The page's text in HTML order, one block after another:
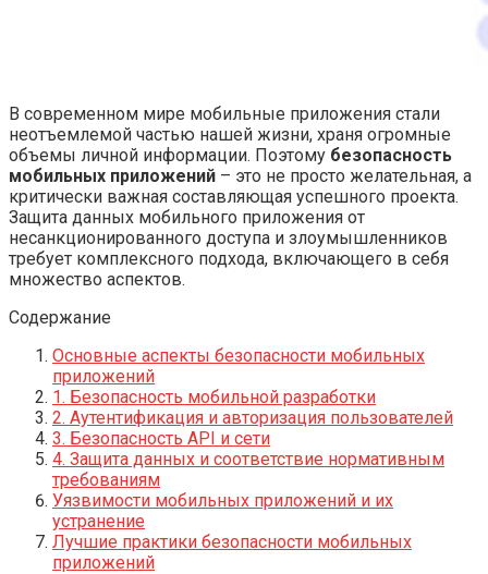
В современном мире мобильные приложения стали
неотъемлемой частью нашей жизни, храня огромные
объемы личной информации. Поэтому безопасность
мобильных приложений – это не просто желательная, а
критически важная составляющая успешного проекта.
Защита данных мобильного приложения от
несанкционированного доступа и злоумышленников
требует комплексного подхода, включающего в себя
множество аспектов.
Содержание
Основные аспекты безопасности мобильных
приложений
1. Безопасность мобильной разработки
2. Аутентификация и авторизация пользователей
3. Безопасность API и сети
4. Защита данных и соответствие нормативным
требованиям
Уязвимости мобильных приложений и их
устранение
Лучшие практики безопасности мобильных
приложений